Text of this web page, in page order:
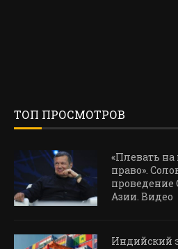
ТОП ПРОСМОТРОВ
«Плевать
право».
проведение
Азии. Видео
Индийский